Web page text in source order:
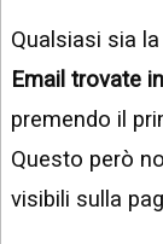
Qualsiasi sia
Email trovate
premendo il
Questo però
visibili sulla